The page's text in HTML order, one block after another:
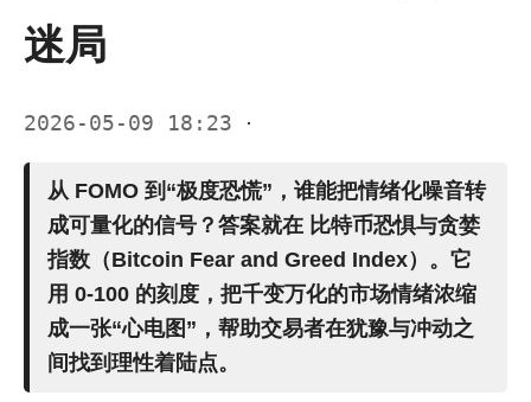
迷局
2026-05-09 18:23 ·
从 FOMO 到“极度恐慌”，谁能把情绪化噪音转
成可量化的信号？答案就在 比特币恐惧与贪婪
指数（Bitcoin Fear and Greed Index） 。它
用 0-100 的刻度，把千变万化的市场情绪浓缩
成一张“心电图”，帮助交易者在犹豫与冲动之
间找到理性着陆点。